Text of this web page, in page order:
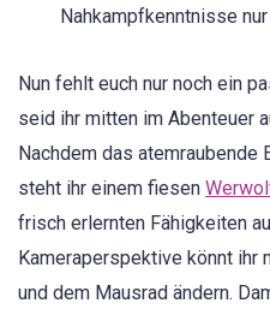
Nahkampfkenntnisse
Nun fehlt euch nur noch ein
seid ihr mitten im Abenteuer
Nachdem das
steht ihr einem fiesen
frisch erlernten Fähigkeiten
Kameraperspektive könnt ihr
und dem Mausrad ändern.